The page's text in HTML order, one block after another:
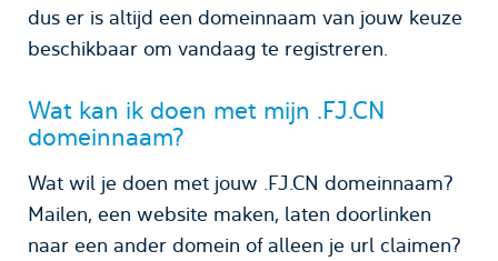
dus er is altijd een domeinnaam van jouw keuze
beschikbaar om vandaag te registreren.
Wat kan ik doen met mijn .FJ.CN
domeinnaam?
Wat wil je doen met jouw .FJ.CN domeinnaam?
Mailen, een website maken, laten doorlinken
naar een ander domein of alleen je url claimen?